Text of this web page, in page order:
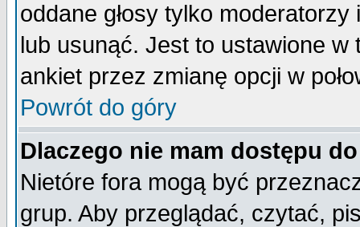
oddane głosy tylko
lub usunąć. Jest to ustawione w
ankiet przez zmianę opcji w
Powrót do góry
Dlaczego nie mam dostępu
Nietóre fora mogą być
grup. Aby przeglądać, czytać,